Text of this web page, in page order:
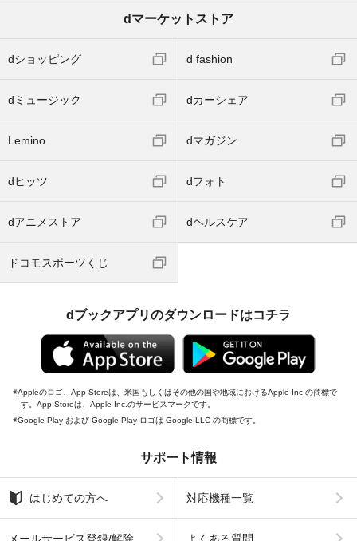
dマーケットストア
dショッピング d fashion
dミュージック dカーシェア
Lemino dマガジン
dヒッツ dフォト
dアニメストア dヘルスケア
ドコモスポーツくじ
dブックアプリのダウンロードはコチラ
Appleのロゴ、App Storeは、米国もしくはその他の国や地域におけるApple Inc.の商標で
す。App Storeは、Apple Inc.のサービスマークです。
Google Play および Google Play ロゴは Google LLC の商標です。
サポート情報
はじめての方へ 対応機種一覧